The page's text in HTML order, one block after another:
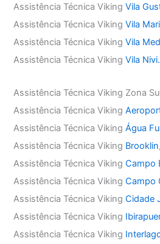
Assistência Técnica VikingVila
Assistência Técnica VikingVila
Assistência Técnica VikingVila
Assistência Técnica VikingVila Nivi.
Assistência Técnica Viking Zona
Assistência Técnica Viking
Assistência Técnica VikingÁgua
Assistência Técnica Viking Brooklin,
Assistência Técnica VikingCampo
Assistência Técnica VikingCampo
Assistência Técnica VikingCidade
Assistência Técnica Viking
Assistência Técnica Viking